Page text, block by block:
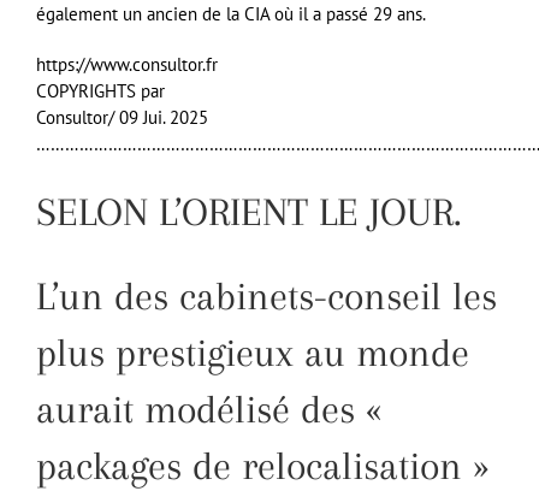
également un ancien de la CIA où il a passé 29 ans.
https://www.consultor.fr
COPYRIGHTS par
Consultor/ 09 Jui. 2025
SELON L’ORIENT LE JOUR.
L’un des cabinets-conseil les
plus prestigieux au monde
aurait modélisé des «
packages de relocalisation »